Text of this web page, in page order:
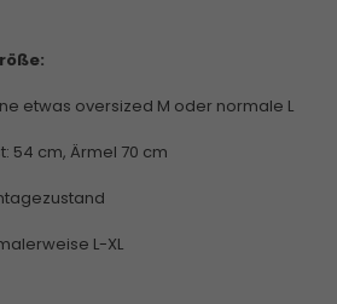
etwas oversized M oder normale L
54 cm, Ärmel 70 cm
L-XL